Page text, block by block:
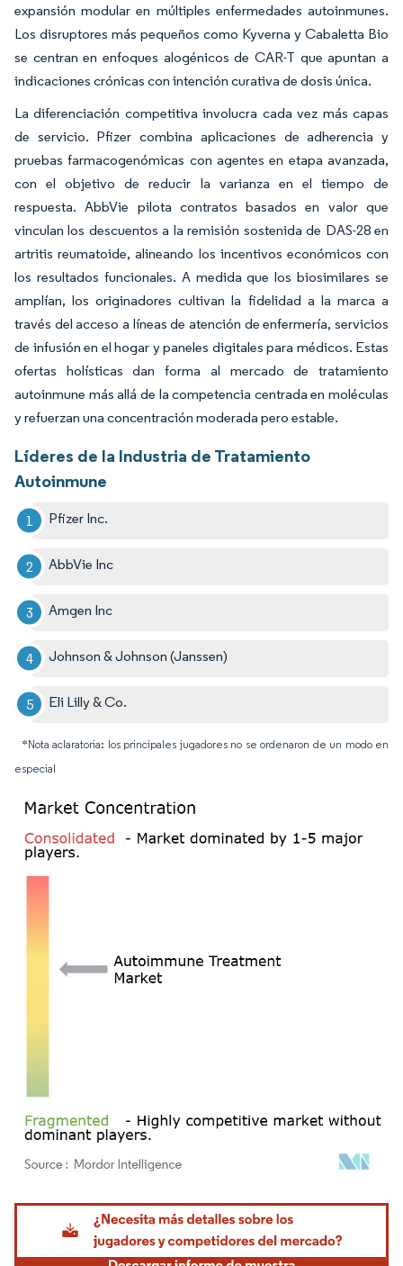
expansión modular en múltiples enfermedades autoinmunes.
Los disruptores más pequeños como Kyverna y Cabaletta Bio
se centran en enfoques alogénicos de CAR-T que apuntan a
indicaciones crónicas con intención curativa de dosis única.
La diferenciación competitiva involucra cada vez más capas
de servicio. Pfizer combina aplicaciones de adherencia y
pruebas farmacogenómicas con agentes en etapa avanzada,
con el objetivo de reducir la varianza en el tiempo de
respuesta. AbbVie pilota contratos basados en valor que
vinculan los descuentos a la remisión sostenida de DAS-28 en
artritis reumatoide, alineando los incentivos económicos con
los resultados funcionales. A medida que los biosimilares se
amplían, los originadores cultivan la fidelidad a la marca a
través del acceso a líneas de atención de enfermería, servicios
de infusión en el hogar y paneles digitales para médicos. Estas
ofertas holísticas dan forma al mercado de tratamiento
autoinmune más allá de la competencia centrada en moléculas
y refuerzan una concentración moderada pero estable.
Líderes de la Industria de Tratamiento
Autoinmune
Pfizer Inc.
AbbVie Inc
Amgen Inc
Johnson & Johnson (Janssen)
Eli Lilly & Co.
*Nota aclaratoria: los principales jugadores no se ordenaron de un modo en
especial
Imagen © Mordor Intelligence. El uso requiere atribución según CC BY 4.0.